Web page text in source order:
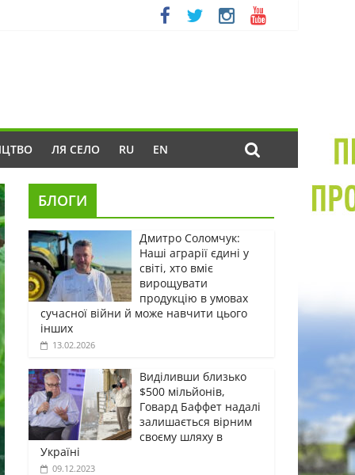
ЛЯ СЕЛО RU EN
БЛОГИ
Дмитро Соломчук:
Наші аграрії єдині у
світі, хто вміє
вирощувати
продукцію в умовах
сучасної війни й може навчити цього
інших
13.02.2026
Виділивши близько
$500 мільйонів,
Говард Баффет надалі
залишається вірним
своєму шляху в
Україні
09.12.2023